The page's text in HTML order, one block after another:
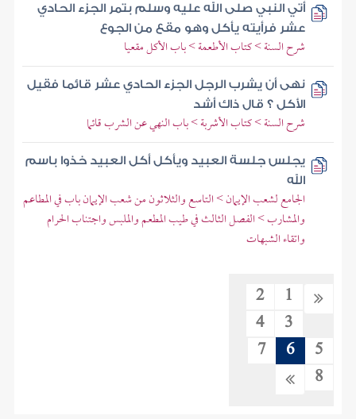
أتي النبي صلى الله عليه وسلم بتمر الجزء الحادي
عشر فرأيته يأكل وهو مقع من الجوع
شرح السنة > كتاب الأطعمة > باب الأكل مقعيا
نهى أن يشرب الرجل الجزء الحادي عشر قائما فقيل
الأكل ؟ قال ذاك أشد
شرح السنة > كتاب الأشربة > باب النهي عن الشرب قائما
يجلس جلسة العبيد ويأكل أكل العبيد خذوا باسم
الله
الجامع لشعب الإيمان > التاسع والثلاثون من شعب الإيمان باب في المطاعم
والمشارب > الفصل الثالث في طيب المطعم والملبس واجتناب الحرام
واتقاء الشبهات
1
2
3
4
5
6
7
8